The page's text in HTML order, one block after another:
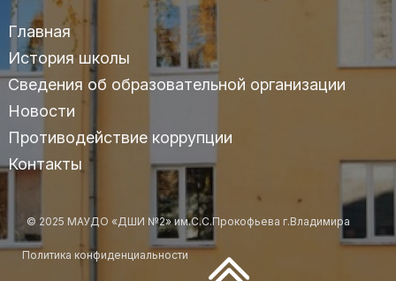
Главная
История школы
Сведения об образовательной организации
Новости
Противодействие коррупции
Контакты
© 2025 МАУДО «ДШИ №2» им.С.С.Прокофьева г.Владимира
Политика конфиденциальности